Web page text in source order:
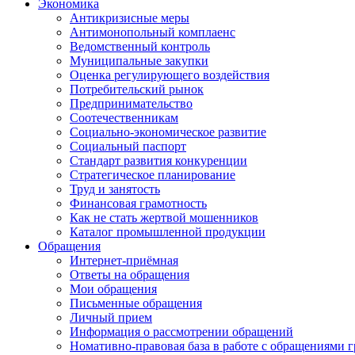
Экономика
Антикризисные меры
Антимонопольный комплаенс
Ведомственный контроль
Муниципальные закупки
Оценка регулирующего воздействия
Потребительский рынок
Предпринимательство
Соотечественникам
Социально-экономическое развитие
Социальный паспорт
Стандарт развития конкуренции
Стратегическое планирование
Труд и занятость
Финансовая грамотность
Как не стать жертвой мошенников
Каталог промышленной продукции
Обращения
Интернет-приёмная
Ответы на обращения
Мои обращения
Письменные обращения
Личный прием
Информация о рассмотрении обращений
Номативно-правовая база в работе с обращениями